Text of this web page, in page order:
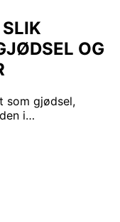
OG
som gjødsel,
i…